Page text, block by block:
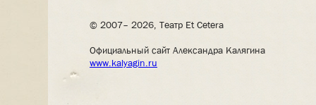
© 2007– 2026, Театр Et Cetera
Официальный сайт Александра Калягина
www.kalyagin.ru